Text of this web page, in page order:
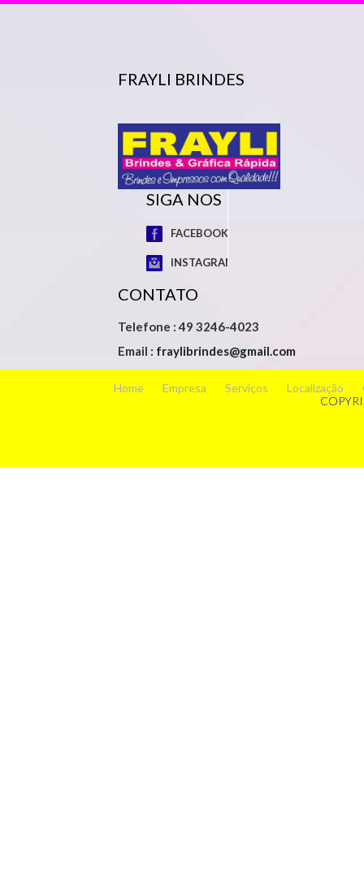
FRAYLI BRINDES
SIGA NOS
FACEBOOK
INSTAGRAM
CONTATO
Telefone : 49 3246-4023
Email : fraylibrindes@gmail.com
Home Empresa Serviços Localização